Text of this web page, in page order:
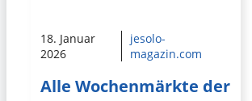
18. Januar
2026
jesolo-
magazin.com
Alle Wochenmärkte der